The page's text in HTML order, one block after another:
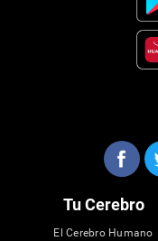
Tu Cerebro
El Cerebro Humano